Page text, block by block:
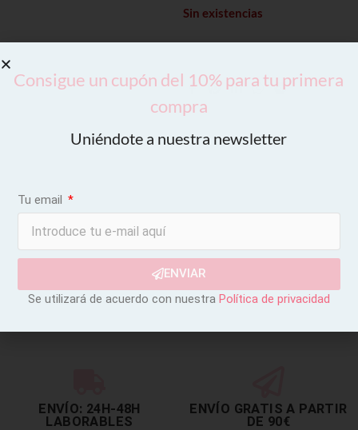
Sin existencias
ENVÍO: 24H-48H
LABORABLES
ENVÍO GRATIS A PARTIR
DE 90€
Consigue un cupón del 10% para tu primera
compra
Uniéndote a nuestra newsletter
Tu email
ENVIAR
Se utilizará de acuerdo con nuestra Política de privacidad